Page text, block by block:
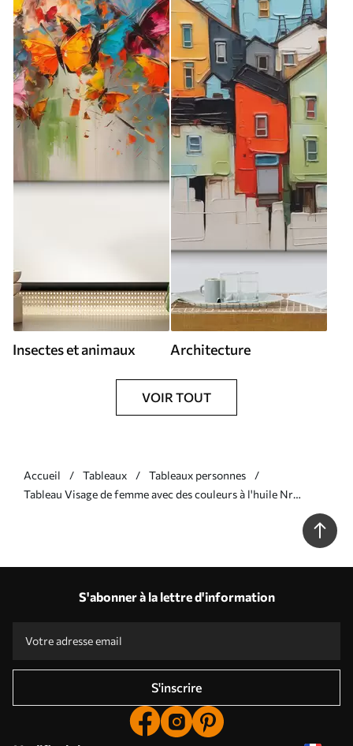
Insectes et animaux Architecture
VOIR TOUT
Accueil Tableaux
Tableaux personnes
Tableau Visage de femme avec des couleurs à l'huile Nr
S'abonner à la lettre d'information
S'inscrire